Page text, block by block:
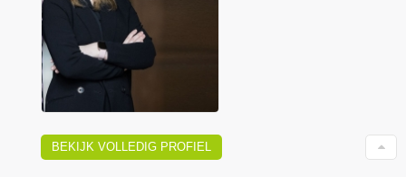
BEKIJK VOLLEDIG PROFIEL